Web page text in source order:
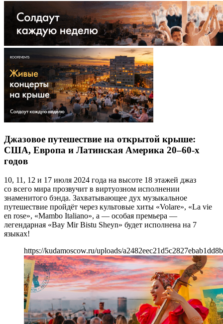
Джазовое путешествие на открытой крыше:
США, Европа и Латинская Америка 20–60-х
годов
10, 11, 12 и 17 июля 2024 года на высоте 18 этажей джаз
со всего мира прозвучит в виртуозном исполнении
знаменитого бэнда. Захватывающее дух музыкальное
путешествие пройдёт через культовые хиты «Volare», «La vie
en rose», «Mambo Italiano», а — особая премьера —
легендарная «Bay Mir Bistu Sheyn» будет исполнена на 7
языках!
https://kudamoscow.ru/uploads/